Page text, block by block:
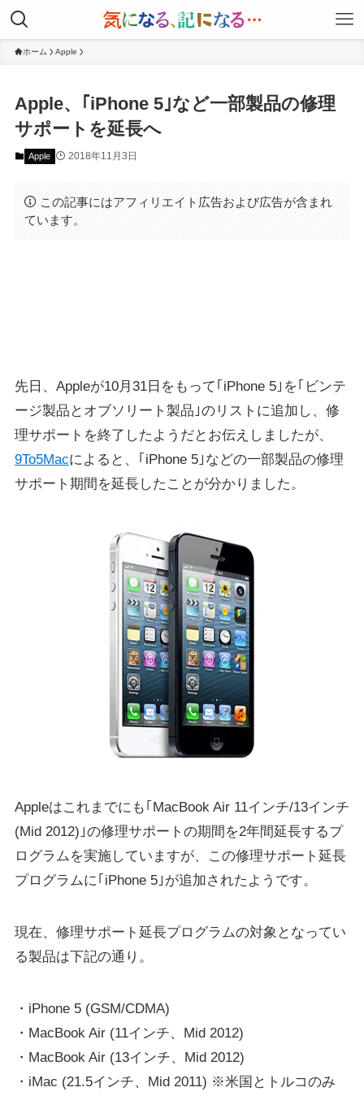
ホーム Apple
Apple、｢iPhone 5｣など一部製品の修理
サポートを延長へ
Apple 2018年11月3日
この記事にはアフィリエイト広告および広告が含まれ
ています。
先日、Appleが10月31日をもって｢iPhone 5｣を｢ビンテ
ージ製品とオブソリート製品｣のリストに追加し、修
理サポートを終了したようだとお伝えしましたが、
9To5Macによると、｢iPhone 5｣などの一部製品の修理
サポート期間を延長したことが分かりました。
Appleはこれまでにも｢MacBook Air 11インチ/13インチ
(Mid 2012)｣の修理サポートの期間を2年間延長するプ
ログラムを実施していますが、この修理サポート延長
プログラムに｢iPhone 5｣が追加されたようです。
現在、修理サポート延長プログラムの対象となってい
る製品は下記の通り。
・iPhone 5 (GSM/CDMA)
・MacBook Air (11インチ、Mid 2012)
・MacBook Air (13インチ、Mid 2012)
・iMac (21.5インチ、Mid 2011) ※米国とトルコのみ